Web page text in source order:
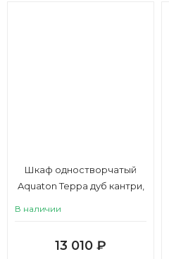
Шкаф одностворчатый
Aquaton Терра дуб кантри,
В наличии
13 010 ₽